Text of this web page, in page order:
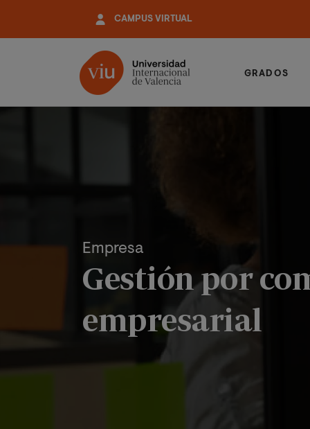
contenido
CAMPUS VIRTUAL
GRADOS
Empresa
Gestión por
empresarial